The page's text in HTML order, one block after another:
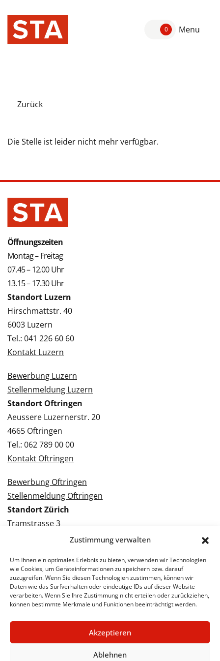
Zustimmung verwalten
Um Ihnen ein optimales Erlebnis zu bieten, verwenden wir Technologien
wie Cookies, um Geräteinformationen zu speichern bzw. darauf
zuzugreifen. Wenn Sie diesen Technologien zustimmen, können wir
Daten wie das Surfverhalten oder eindeutige IDs auf dieser Website
verarbeiten. Wenn Sie Ihre Zustimmung nicht erteilen oder zurückziehen,
können bestimmte Merkmale und Funktionen beeinträchtigt werden.
Akzeptieren
Ablehnen
0 Menu
Zurück
Die Stelle ist leider nicht mehr verfügbar.
Öffnungszeiten
Montag – Freitag
07.45 – 12.00 Uhr
13.15 – 17.30 Uhr
Standort Luzern
Hirschmattstr. 40
6003 Luzern
Tel.: 041 226 60 60
Kontakt Luzern
Bewerbung Luzern
Stellenmeldung Luzern
Standort Oftringen
Aeussere Luzernerstr. 20
4665 Oftringen
Tel.: 062 789 00 00
Kontakt Oftringen
Bewerbung Oftringen
Stellenmeldung Oftringen
Standort Zürich
Tramstrasse 3
Kontakt Zürich
Bewerbung Zürich
Stellenmeldung Zürich